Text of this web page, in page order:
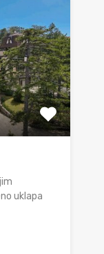
uklapa